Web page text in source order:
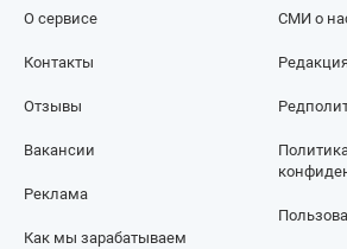
О сервисе
Контакты
Отзывы
СМИ о
Вакансии
Реклама
Как мы зарабатываем